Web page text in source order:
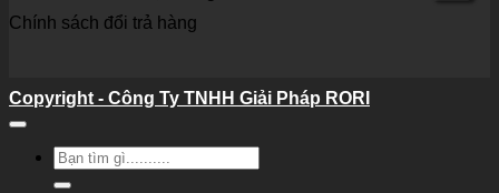
Chính sách đổi trả hàng
Copyright - Công Ty TNHH Giải Pháp RORI
Tìm
kiếm: